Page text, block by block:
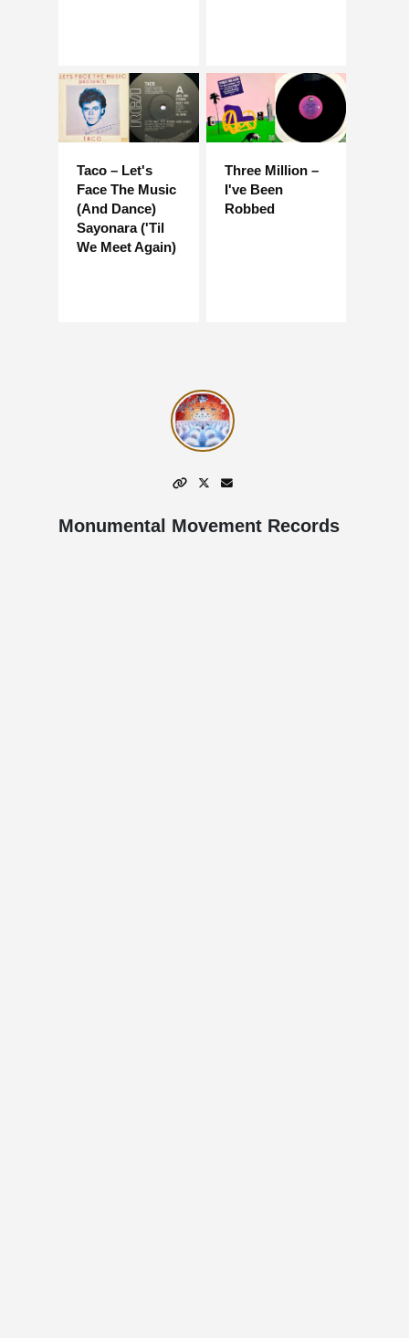
Taco – Let's
Face The Music
(And Dance)
Sayonara ('Til
We Meet Again)
Three Million –
I've Been
Robbed
Monumental Movement Records